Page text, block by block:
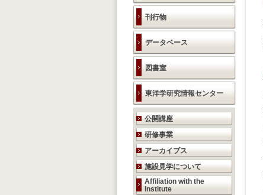
刊行物
データベース
図書室
東洋学研究情報センター
研究活動のご案内
公開講座
研修事業
アーカイブス
施設見学について
Affiliation with the
Institute